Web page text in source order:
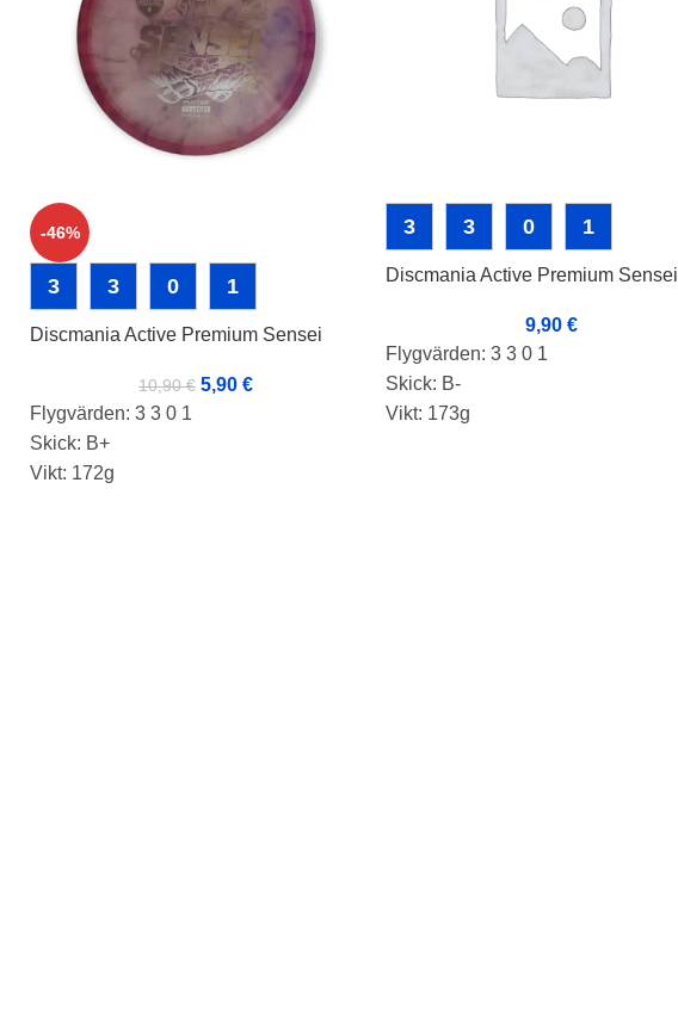
-46%
3 3 0 1
Discmania Active Premium Sensei
10,90€ 5,90 €
Flygvärden: 3 3 0 1
Skick: B+
Vikt: 172g
3 3 0 1
Discmania Active Premium Sensei
9,90 €
Flygvärden: 3 3 0 1
Skick: B-
Vikt: 173g